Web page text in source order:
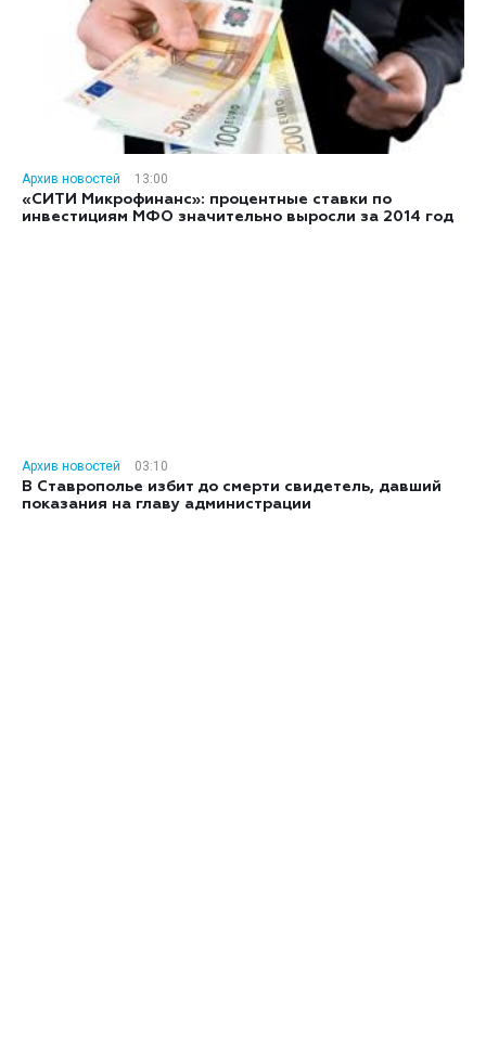
Архив новостей
13:00
«СИТИ Микрофинанс»: процентные ставки по
инвестициям МФО значительно выросли за 2014 год
Архив новостей
03:10
В Ставрополье избит до смерти свидетель, давший
показания на главу администрации